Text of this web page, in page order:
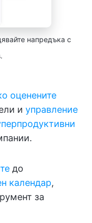
напредъка с
оценените
и управление
до
календар,
за